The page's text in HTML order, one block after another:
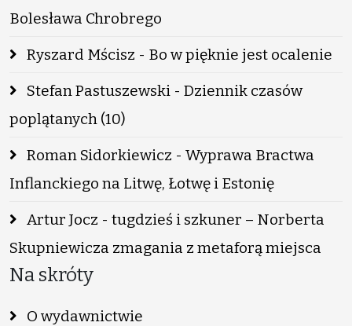
Bolesława Chrobrego
Ryszard Mścisz - Bo w pięknie jest ocalenie
Stefan Pastuszewski - Dziennik czasów
poplątanych (10)
Roman Sidorkiewicz - Wyprawa Bractwa
Inflanckiego na Litwę, Łotwę i Estonię
Artur Jocz - tugdzieś i szkuner – Norberta
Skupniewicza zmagania z metaforą miejsca
Na skróty
O wydawnictwie